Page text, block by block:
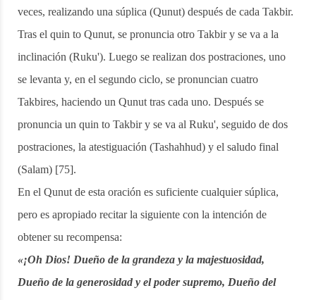
veces, realizando una súplica (Qunut) después de cada Takbir.
Tras el quin to Qunut, se pronuncia otro Takbir y se va a la
inclinación (Ruku'). Luego se realizan dos postraciones, uno
se levanta y, en el segundo ciclo, se pronuncian cuatro
Takbires, haciendo un Qunut tras cada uno. Después se
pronuncia un quin to Takbir y se va al Ruku', seguido de dos
postraciones, la atestiguación (Tashahhud) y el saludo final
(Salam) [75].
En el Qunut de esta oración es suficiente cualquier súplica,
pero es apropiado recitar la siguiente con la intención de
obtener su recompensa:
«¡Oh Dios! Dueño de la grandeza y la majestuosidad,
Dueño de la generosidad y el poder supremo, Dueño del